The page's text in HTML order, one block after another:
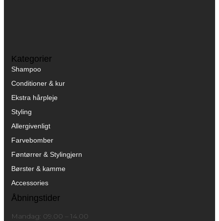
Kategorier
Shampoo
Conditioner & kur
Ekstra hårpleje
Styling
Allergivenligt
Farvebomber
Føntørrer & Stylingjern
Børster & kamme
Accessories
Åbningstider
Mandag: 09.00 – 14.00